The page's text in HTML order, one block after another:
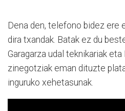
Dena den, telefono bidez ere
dira txandak. Batak ez du
Garagarza udal teknikariak
zinegotziak eman dituzte
inguruko xehetasunak.